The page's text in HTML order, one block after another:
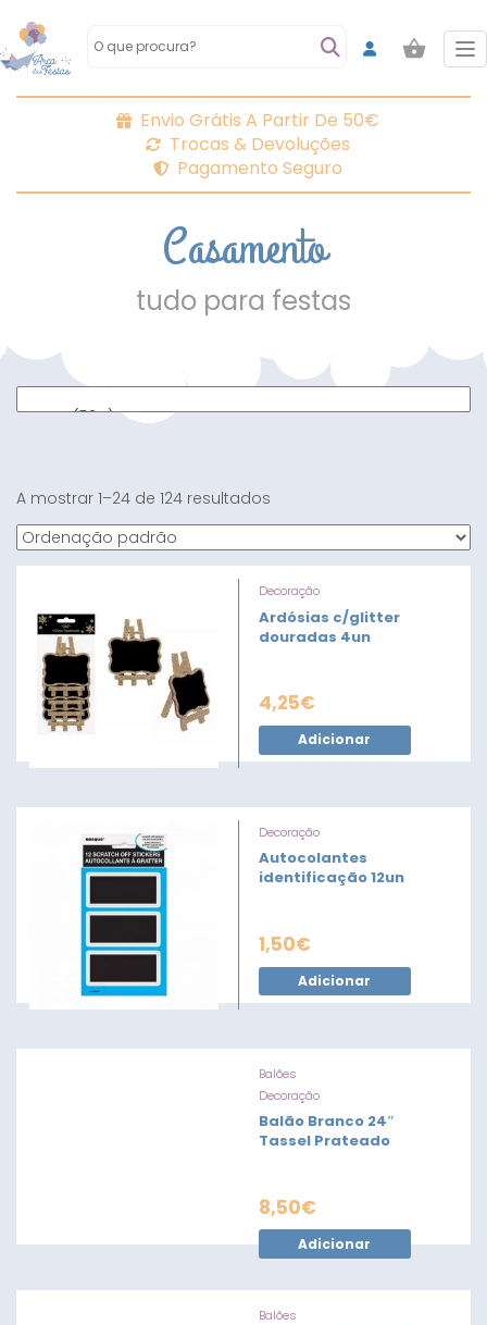
Envio Grátis A Partir De 50€
Trocas & Devoluções
Pagamento Seguro
Casamento
tudo para festas
A mostrar 1–24 de 124 resultados
Decoração
Ardósias c/glitter
douradas 4un
4,25€
Adicionar
Decoração
Autocolantes
identificação 12un
1,50€
Adicionar
Balões
Decoração
Balão Branco 24″
Tassel Prateado
8,50€
Adicionar
Balões